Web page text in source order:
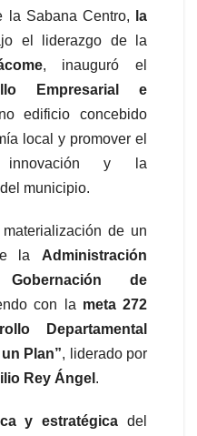
la Sabana Centro,
la
el liderazgo de la
, inauguró el
Empresarial e
edificio concebido
local y promover el
innovación y la
municipio.
de un
la Administración
Gobernación de
con la meta 272
Departamental
Plan”, liderado por
Rey Ángel .
y estratégica del